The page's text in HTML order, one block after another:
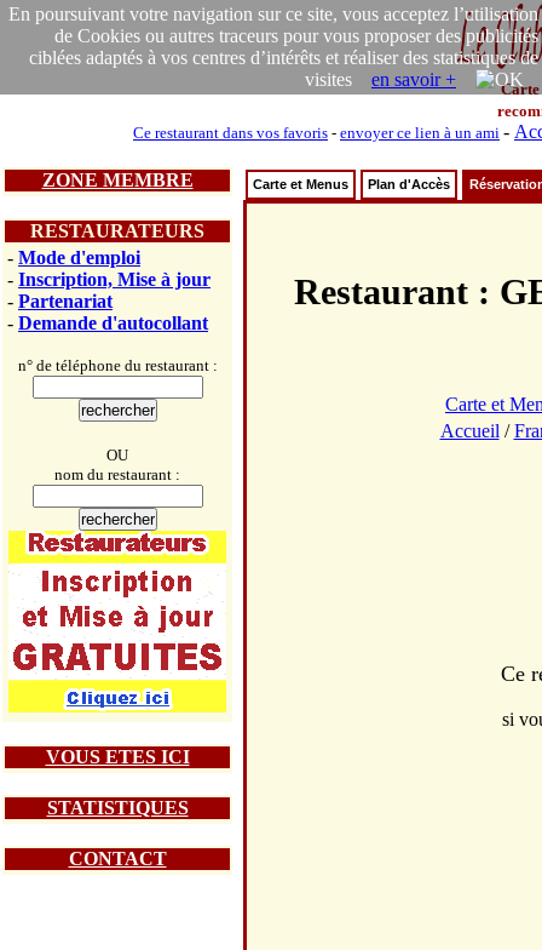
En poursuivant votre navigation sur ce site, vous acceptez l’utilisation
de Cookies ou autres traceurs pour vous proposer des publicités
ciblées adaptés à vos centres d’intérêts et réaliser des statistiques de
visites en savoir +
Carte
Ce restaurant dans vos favoris - envoyer ce lien à un ami -
ZONE MEMBRE
RESTAURATEURS
- Mode d'emploi
- Inscription, Mise à jour
- Partenariat
- Demande d'autocollant
n° de téléphone du restaurant :
OU
nom du restaurant :
VOUS ETES ICI
STATISTIQUES
CONTACT
Carte et Menus Plan d'Accès
Restaurant :
Carte et
Accueil /
Ce
si